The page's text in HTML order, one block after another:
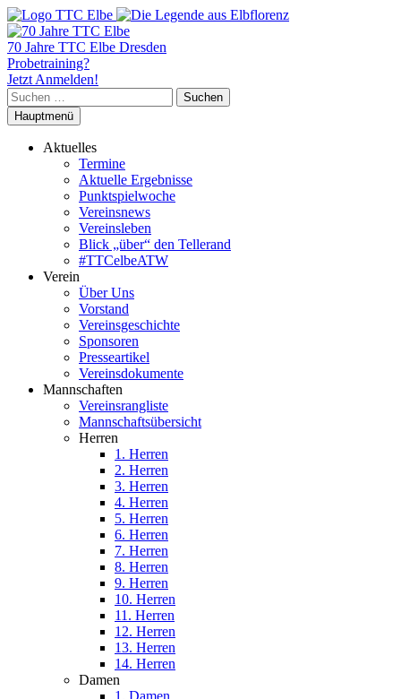
70 Jahre TTC Elbe Dresden
Probetraining?
Jetzt Anmelden!
Suchen
nach:
Hauptmenü
Aktuelles
Termine
Aktuelle Ergebnisse
Punktspielwoche
Vereinsnews
Vereinsleben
Blick „über“ den Tellerand
#TTCelbeATW
Verein
Über Uns
Vorstand
Vereinsgeschichte
Sponsoren
Presseartikel
Vereinsdokumente
Mannschaften
Vereinsrangliste
Mannschaftsübersicht
Herren
1. Herren
2. Herren
3. Herren
4. Herren
5. Herren
6. Herren
7. Herren
8. Herren
9. Herren
10. Herren
11. Herren
12. Herren
13. Herren
14. Herren
Damen
1. Damen